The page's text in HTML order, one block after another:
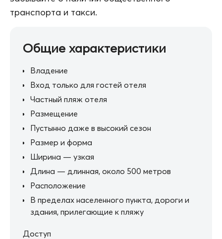
транспорта и такси.
Общие характеристики
Владение
Вход только для гостей отеля
Частный пляж отеля
Размещение
Пустынно даже в высокий сезон
Размер и форма
Ширина — узкая
Длина — длинная, около 500 метров
Расположение
В пределах населенного пункта, дороги и
здания, прилегающие к пляжу
Доступ